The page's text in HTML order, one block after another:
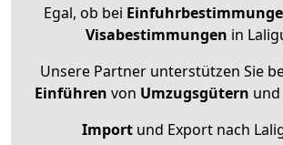
Egal, ob bei
Visabestimmungen in
Unsere Partner unterstützen Sie
Einführen von Umzugsgütern und
Import und Export nach